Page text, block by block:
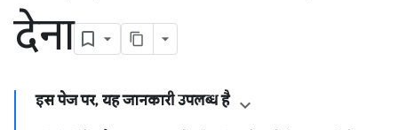
देना
इस पेज पर, यह जानकारी उपलब्ध है